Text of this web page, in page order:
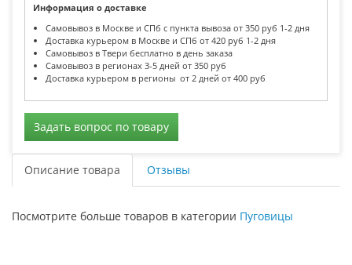
Информация о доставке
Самовывоз в Москве и СПб с пункта вывоза от 350 руб 1-2 дня
Доставка курьером в Москве и СПб от 420 руб 1-2 дня
Самовывоз в Твери бесплатно в день заказа
Самовывоз в регионах 3-5 дней от 350 руб
Доставка курьером в регионы от 2 дней от 400 руб
Задать вопрос по товару
Описание товара Отзывы
Посмотрите больше товаров в категории Пуговицы